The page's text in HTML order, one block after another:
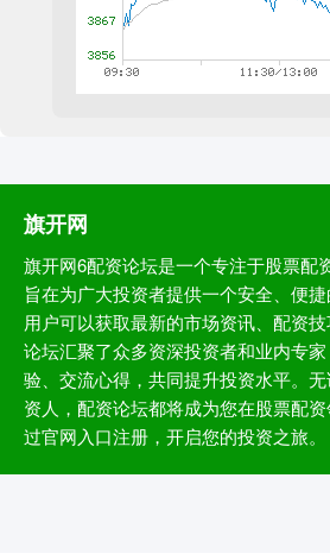
旗开网
旗开网6配资论坛是一个专注于股票配
旨在为广大投资者提供一个安全、便
用户可以获取最新的市场资讯、配资技
论坛汇聚了众多资深投资者和业内专
验、交流心得，共同提升投资水平。
资人，配资论坛都将成为您在股票配
过官网入口注册，开启您的投资之旅。